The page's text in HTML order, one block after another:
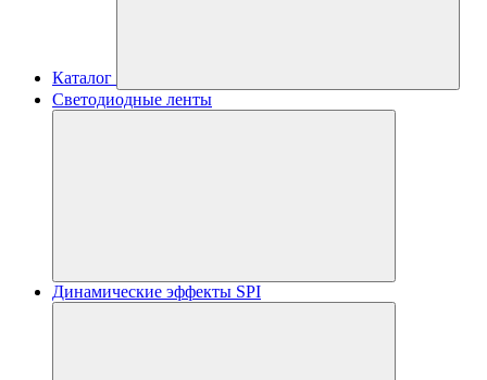
Каталог
Светодиодные ленты
Динамические эффекты SPI